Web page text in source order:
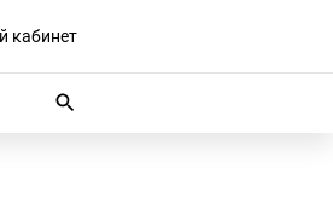
кабинет